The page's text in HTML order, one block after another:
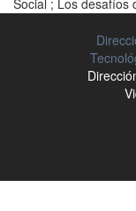
Social ; Los desafíos